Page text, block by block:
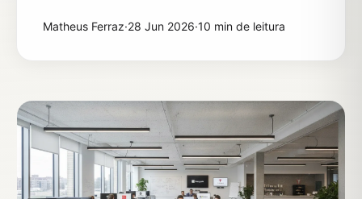
Matheus Ferraz·28 Jun 2026·10 min de leitura